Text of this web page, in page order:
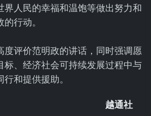
界人民的幸福和温饱等做出努力和
行动。
度评价范明政的讲话，同时强调愿
标、经济社会可持续发展过程中与
和提供援助。
越通社